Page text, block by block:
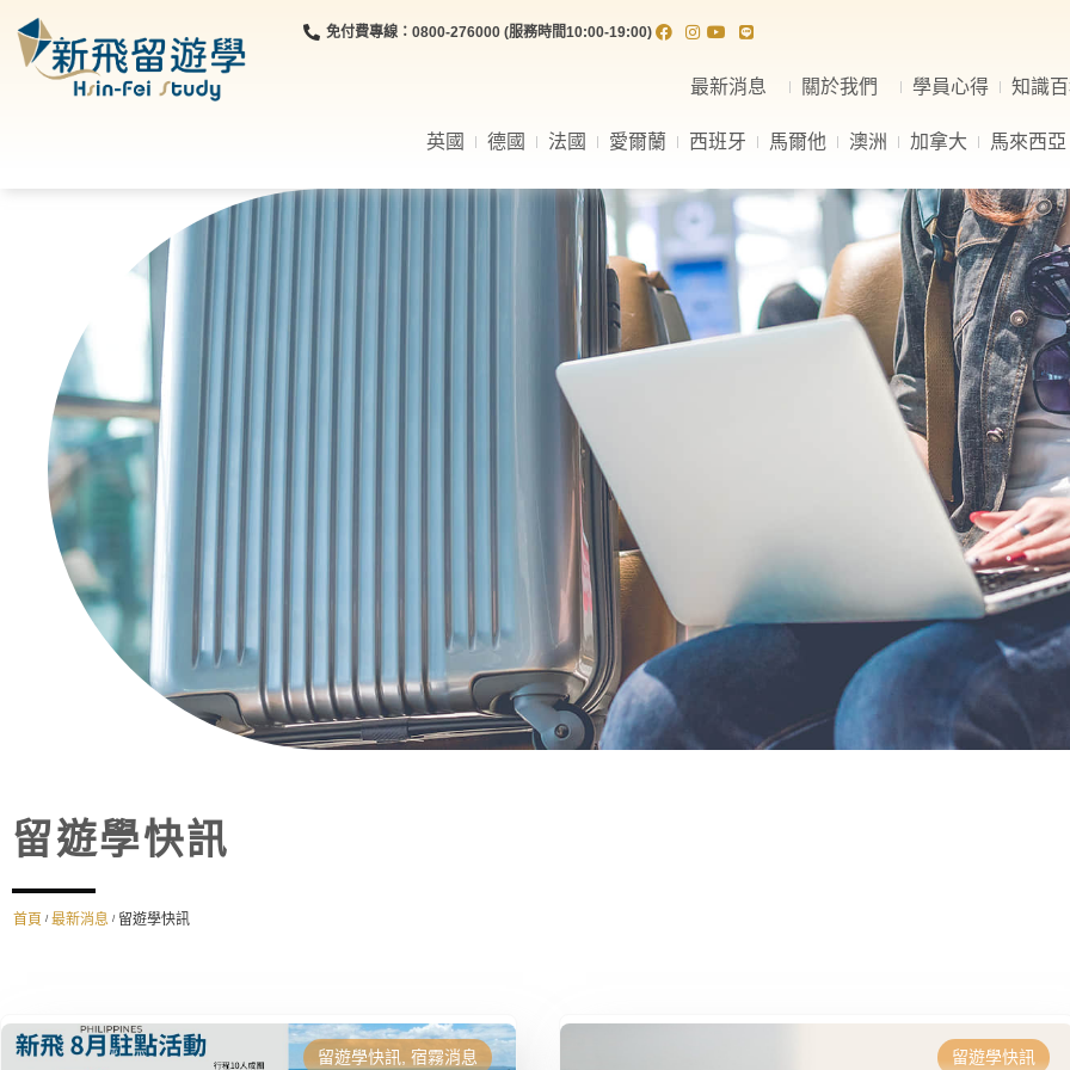
免付費專線：0800-276000 (服務時間10:00-19:00)
最新消息 關於我們 學員心得 知識
英國 德國 法國 愛爾蘭 西班牙 馬爾他 澳洲 加拿大 馬來西亞
留遊學快訊
首頁 / 最新消息 / 留遊學快訊
留遊學快訊 宿霧消息 留遊學快訊